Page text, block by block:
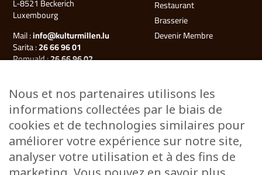
L-8521 Beckerich
Luxembourg
Mail :info@kulturmillen.lu
Sarita :26 66 96 01
Romuald :26 66 96 02
Restaurant
Brasserie
Devenir Membre
Plan du site
Kulturmillen
Musée des énergies
Millegalerie
Évènements
Nous et nos partenaires utilisons les
informations collectées par le biais de
cookies et de technologies similaires pour
améliorer votre expérience sur notre site,
analyser votre utilisation et à des fins de